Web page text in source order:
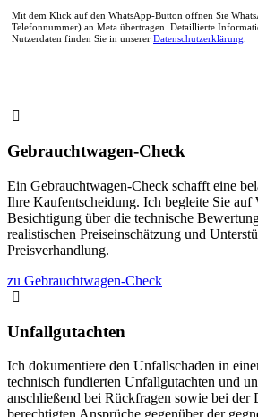
Mit dem Klick auf den WhatsApp-Button öffnen Sie
Telefonnummer) an Meta übertragen. Detaillierte
Nutzerdaten finden Sie in unserer Datenschutzerklärung
Gebrauchtwagen-Check
Ein Gebrauchtwagen-Check schafft eine
Ihre Kaufentscheidung. Ich begleite Sie auf
Besichtigung über die technische
realistischen Preiseinschätzung und
Preisverhandlung.
zu Gebrauchtwagen-Check
Unfallgutachten
Ich dokumentiere den Unfallschaden in
technisch fundierten Unfallgutachten und
anschließend bei Rückfragen sowie bei der